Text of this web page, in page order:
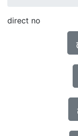
direct no